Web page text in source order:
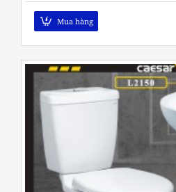
Mua hàng